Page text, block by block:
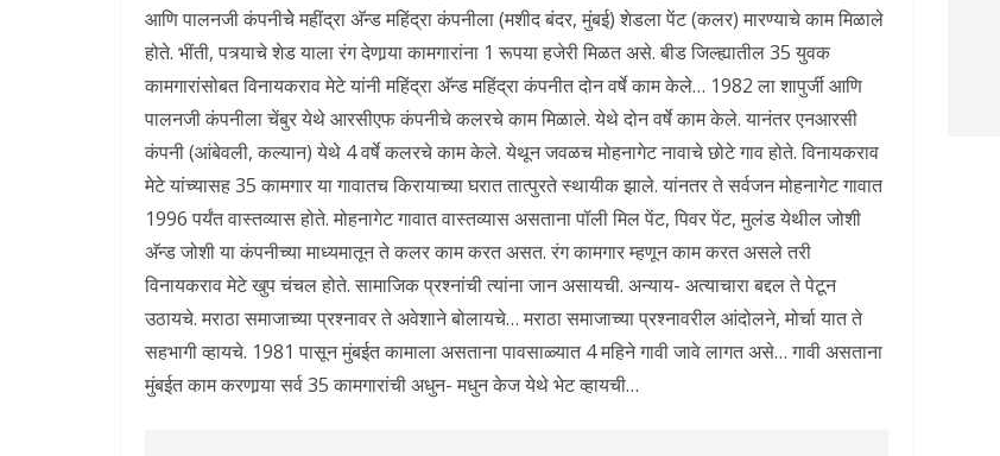
आणि पालनजी कंपनीचेे महींद्रा अ‍ॅन्ड महिंद्रा कंपनीला (मशीद बंदर, मुंबई) शेडला पेंट (कलर) मारण्याचे काम मिळाले
होते. भींती, पत्र्याचे शेड याला रंग देणार्‍या कामगारांना 1 रूपया हजेरी मिळत असे. बीड जिल्ह्यातील 35 युवक
कामगारांसोबत विनायकराव मेटे यांनी महिंद्रा अ‍ॅन्ड महिंद्रा कंपनीत दोन वर्षे काम केले… 1982 ला शापुर्जी आणि
पालनजी कंपनीला चेंबुर येथे आरसीएफ कंपनीचे कलरचे काम मिळाले. येथे दोन वर्षे काम केले. यानंतर एनआरसी
कंपनी (आंबेवली, कल्यान) येथे 4 वर्षे कलरचे काम केले. येथून जवळच मोहनागेट नावाचे छोटे गाव होते. विनायकराव
मेटे यांच्यासह 35 कामगार या गावातच किरायाच्या घरात तात्पुरते स्थायीक झाले. यांनतर ते सर्वजन मोहनागेट गावात
1996 पर्यंत वास्तव्यास होते. मोहनागेट गावात वास्तव्यास असताना पॉली मिल पेंट, पिवर पेंट, मुलंड येथील जोशी
अ‍ॅन्ड जोशी या कंपनीच्या माध्यमातून ते कलर काम करत असत. रंग कामगार म्हणून काम करत असले तरी
विनायकराव मेटे खुप चंचल होते. सामाजिक प्रश्‍नांची त्यांना जान असायची. अन्याय- अत्याचारा बद्दल ते पेटून
उठायचे. मराठा समाजाच्या प्रश्‍नावर ते अवेशाने बोलायचे… मराठा समाजाच्या प्रश्‍नावरील आंदोलने, मोर्चा यात ते
सहभागी व्हायचे. 1981 पासून मुंबईत कामाला असताना पावसाळ्यात 4 महिने गावी जावे लागत असे… गावी असताना
मुंबईत काम करणार्‍या सर्व 35 कामगारांची अधुन- मधुन केज येथे भेट व्हायची…